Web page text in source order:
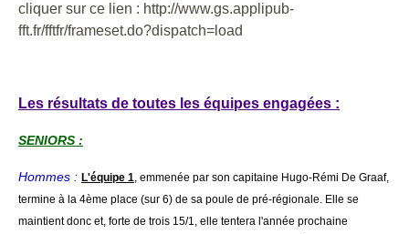
cliquer sur ce lien : http://www.gs.applipub-
fft.fr/fftfr/frameset.do?dispatch=load
Les résultats de toutes les équipes engagées :
SENIORS :
Hommes : L'équipe 1, emmenée par son capitaine Hugo-Rémi De Graaf,
termine à la 4ème place (sur 6) de sa poule de pré-régionale. Elle se
maintient donc et, forte de trois 15/1, elle tentera l'année prochaine